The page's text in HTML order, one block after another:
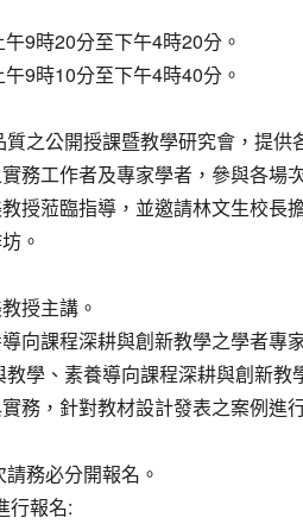
9時20分至下午4時20分。
9時10分至下午4時40分。
之公開授課暨教學研究會，提供
務工作者及專家學者，參與各場
授蒞臨指導，並邀請林文生校長
。
授主講。
向課程深耕與創新教學之學者專
學、素養導向課程深耕與創新教
務，針對教材設計發表之案例進
務必分開報名。
行報名: